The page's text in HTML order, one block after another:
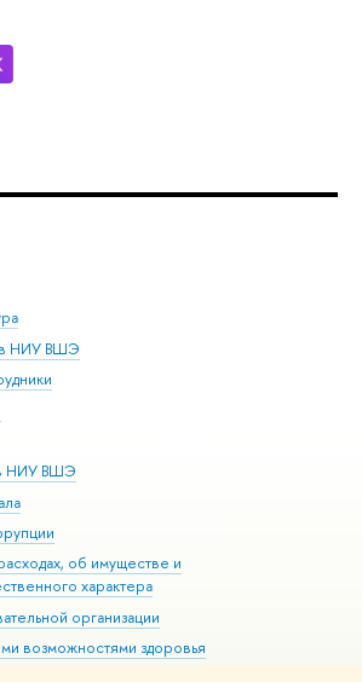
в НИУ ВШЭ
НИУ ВШЭ
об имуществе и
характера
организации
возможностями здоровья